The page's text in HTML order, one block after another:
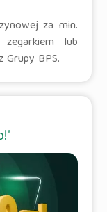
za min.
lub
BPS.